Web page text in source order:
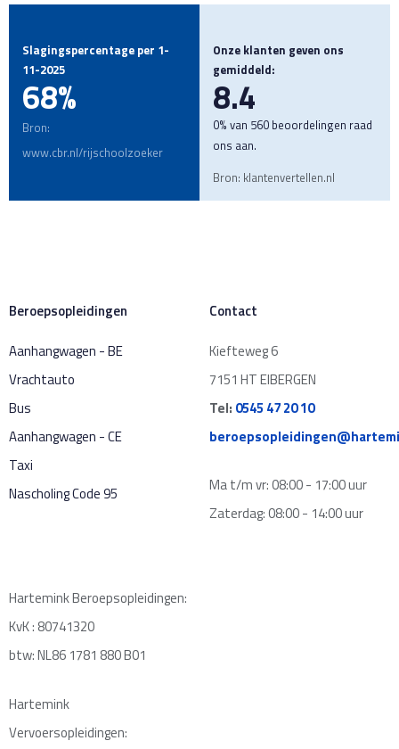
Slagingspercentage per 1-
11-2025
68%
Bron:
www.cbr.nl/rijschoolzoeker
Onze klanten geven ons
gemiddeld:
8.4
0% van 560 beoordelingen raad
ons aan.
Bron: klantenvertellen.nl
Beroepsopleidingen
Aanhangwagen - BE
Vrachtauto
Bus
Aanhangwagen - CE
Taxi
Nascholing Code 95
Contact
Kiefteweg 6
7151 HT EIBERGEN
Tel: 0545 47 20 10
Ma t/m vr: 08:00 - 17:00 uur
Zaterdag: 08:00 - 14:00 uur
Hartemink Beroepsopleidingen:
KvK : 80741320
btw: NL86 1781 880 B01
Hartemink
Vervoersopleidingen: